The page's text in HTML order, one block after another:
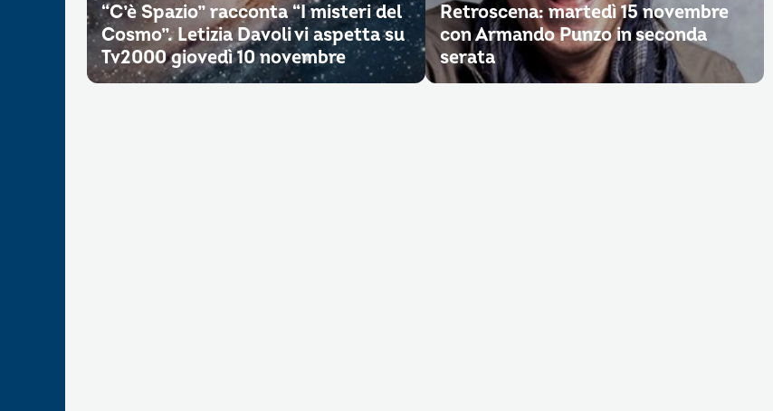
“C’è Spazio” racconta “I misteri del
Cosmo”. Letizia Davoli vi aspetta su
Tv2000 giovedì 10 novembre
Retroscena: martedì 15 novembre
con Armando Punzo in seconda
serata